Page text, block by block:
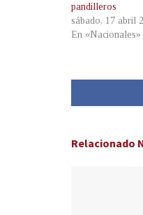
pandilleros
sábado, 17 abril
En «Nacionales»
Relacionado